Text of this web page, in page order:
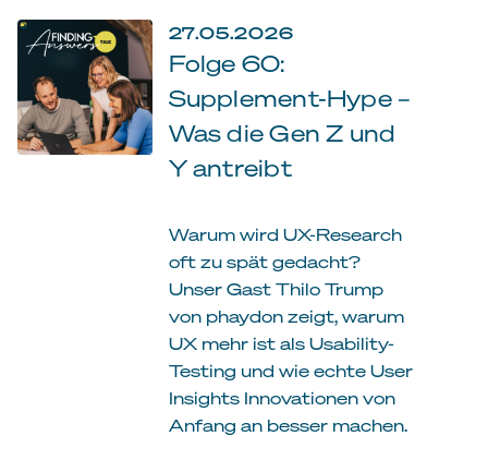
27.05.2026
Folge 60:
Supplement-Hype –
Was die Gen Z und
Y antreibt
Warum wird UX-Research
oft zu spät gedacht?
Unser Gast Thilo Trump
von phaydon zeigt, warum
UX mehr ist als Usability-
Testing und wie echte User
Insights Innovationen von
Anfang an besser machen.